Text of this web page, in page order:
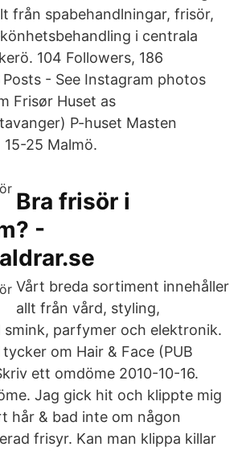
från spabehandlningar, frisör,
i centrala
104 Followers, 186
- See Instagram photos
Frisør Huset as
P-huset Masten
25 Malmö.
Bra frisör i
-
Vårt breda sortiment innehåller
allt från vård, styling,
smink, parfymer och elektronik.
om Hair & Face (PUB
ett omdöme 2010-10-16.
Jag gick hit och klippte mig
hår & bad inte om någon
frisyr. Kan man klippa killar